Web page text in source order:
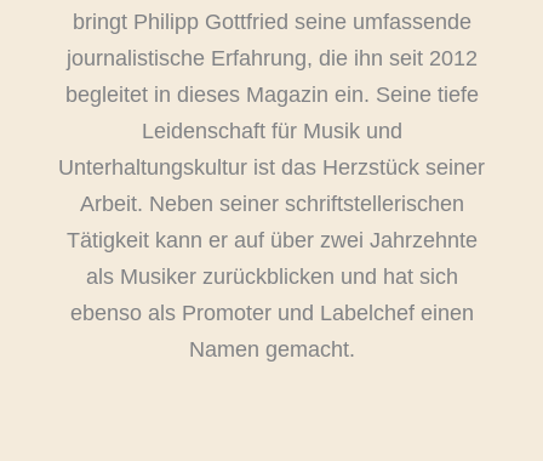
bringt Philipp Gottfried seine umfassende
journalistische Erfahrung, die ihn seit 2012
begleitet in dieses Magazin ein. Seine tiefe
Leidenschaft für Musik und
Unterhaltungskultur ist das Herzstück seiner
Arbeit. Neben seiner schriftstellerischen
Tätigkeit kann er auf über zwei Jahrzehnte
als Musiker zurückblicken und hat sich
ebenso als Promoter und Labelchef einen
Namen gemacht.